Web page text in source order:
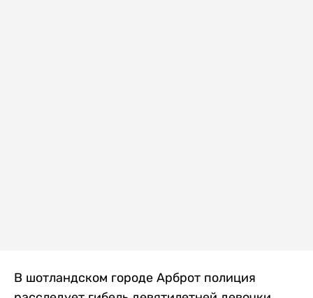
В шотландском городе Арброт полиция